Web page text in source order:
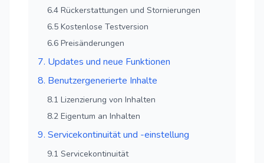
6.4 Rückerstattungen und Stornierungen
6.5 Kostenlose Testversion
6.6 Preisänderungen
7. Updates und neue Funktionen
8. Benutzergenerierte Inhalte
8.1 Lizenzierung von Inhalten
8.2 Eigentum an Inhalten
9. Servicekontinuität und -einstellung
9.1 Servicekontinuität